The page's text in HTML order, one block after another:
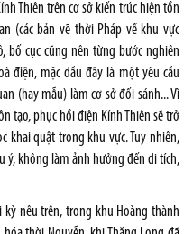
Thiên trên cơ sở kiến trúc hiện tồn
(các bản vẽ thời Pháp về khu vực
bố cục cũng nên từng bước nghiên
điện, mặc dầu đây là một yêu cầu
(hay mẫu) làm cơ sở đối sánh... Vì
tạo, phục hồi điện Kính Thiên sẽ trở
khai quật trong khu vực. Tuy nhiên,
ý, không làm ảnh hưởng đến di tích,
kỳ nêu trên, trong khu Hoàng thành